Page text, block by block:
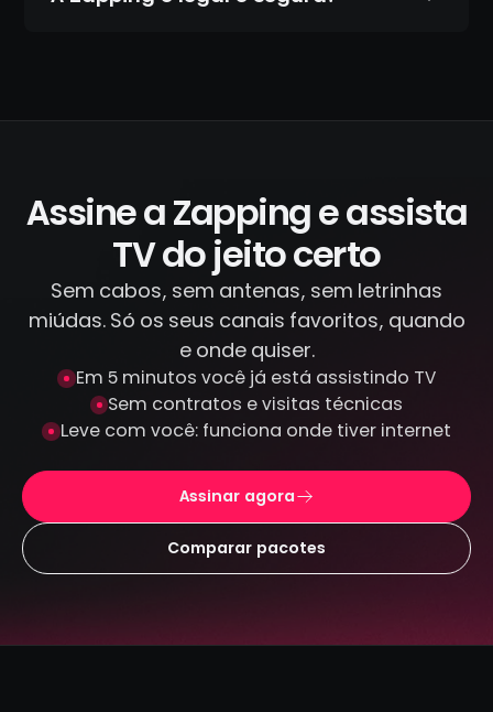
os canais que transmitimos, diferente de
canais criptografados e protegidos: não
armazenamos seus dados de pagamento.
Assine a Zapping e assista
TV do jeito certo
Sem cabos, sem antenas, sem letrinhas
miúdas. Só os seus canais favoritos, quando
e onde quiser.
Em 5 minutos você já está assistindo TV
Sem contratos e visitas técnicas
Leve com você: funciona onde tiver internet
Assinar agora
Comparar pacotes